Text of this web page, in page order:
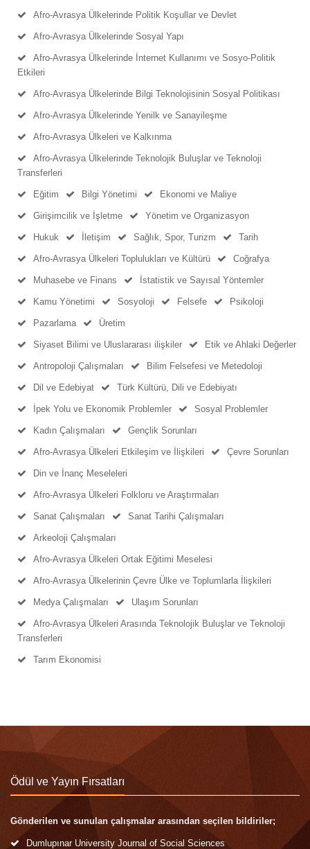
Afro-Avrasya Ülkelerinde Politik Koşullar ve Devlet
Afro-Avrasya Ülkelerinde Sosyal Yapı
Afro-Avrasya Ülkelerinde İnternet Kullanımı ve Sosyo-Politik
Etkileri
Afro-Avrasya Ülkelerinde Bilgi Teknolojisinin Sosyal Politikası
Afro-Avrasya Ülkelerinde Yenilk ve Sanayileşme
Afro-Avrasya Ülkeleri ve Kalkınma
Afro-Avrasya Ülkelerinde Teknolojik Buluşlar ve Teknoloji
Transferleri
Eğitim Bilgi Yönetimi Ekonomi ve Maliye
Girişimcilik ve İşletme Yönetim ve Organizasyon
Hukuk İletişim Sağlık, Spor, Turizm Tarih
Afro-Avrasya Ülkeleri Toplulukları ve Kültürü Coğrafya
Muhasebe ve Finans İstatistik ve Sayısal Yöntemler
Kamu Yönetimi Sosyoloji Felsefe Psikoloji
Pazarlama Üretim
Siyaset Bilimi ve Uluslararası ilişkiler Etik ve Ahlaki Değerler
Antropoloji Çalışmaları Bilim Felsefesi ve Metedoloji
Dil ve Edebiyat Türk Kültürü, Dili ve Edebiyatı
İpek Yolu ve Ekonomik Problemler Sosyal Problemler
Kadın Çalışmaları Gençlik Sorunları
Afro-Avrasya Ülkeleri Etkileşim ve İlişkileri Çevre Sorunları
Din ve İnanç Meseleleri
Afro-Avrasya Ülkeleri Folkloru ve Araştırmaları
Sanat Çalışmaları Sanat Tarihi Çalışmaları
Arkeoloji Çalışmaları
Afro-Avrasya Ülkeleri Ortak Eğitimi Meselesi
Afro-Avrasya Ülkelerinin Çevre Ülke ve Toplumlarla İlişkileri
Medya Çalışmaları Ulaşım Sorunları
Afro-Avrasya Ülkeleri Arasında Teknolojik Buluşlar ve Teknoloji
Transferleri
Tarım Ekonomisi
Ödül ve Yayın Fırsatları
Gönderilen ve sunulan çalışmalar arasından seçilen bildiriler;
Dumlupınar University Journal of Social Sciences